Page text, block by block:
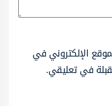
الإلكتروني في
في تعليقي.